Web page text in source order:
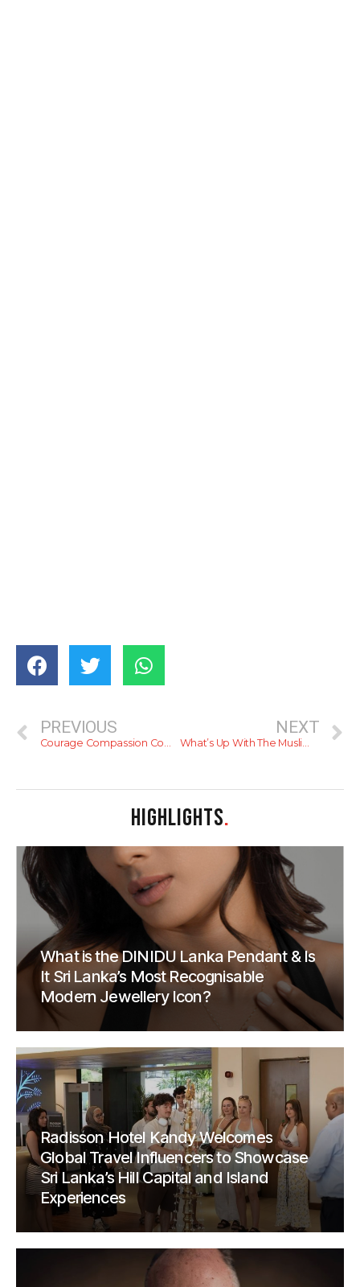
PREVIOUS
Courage Compassion Commitment (CCC) Foundation
NEXT
What’s Up With The Muslim Marriage and Divorce Act?
HIGHLIGHTS.
What is the DINIDU Lanka Pendant & Is
It Sri Lanka’s Most Recognisable
Modern Jewellery Icon?
Radisson Hotel Kandy Welcomes
Global Travel Influencers to Showcase
Sri Lanka’s Hill Capital and Island
Experiences